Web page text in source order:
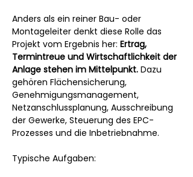
Anders als ein reiner Bau- oder
Montageleiter denkt diese Rolle das
Projekt vom Ergebnis her: Ertrag,
Termintreue und Wirtschaftlichkeit der
Anlage stehen im Mittelpunkt. Dazu
gehören Flächensicherung,
Genehmigungsmanagement,
Netzanschlussplanung, Ausschreibung
der Gewerke, Steuerung des EPC-
Prozesses und die Inbetriebnahme.
Typische Aufgaben: